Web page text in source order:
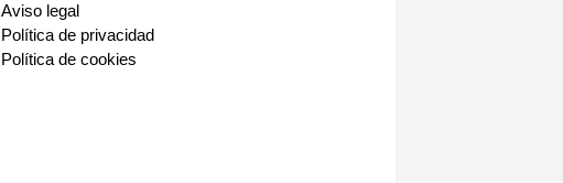
Aviso legal
Política de privacidad
Política de cookies